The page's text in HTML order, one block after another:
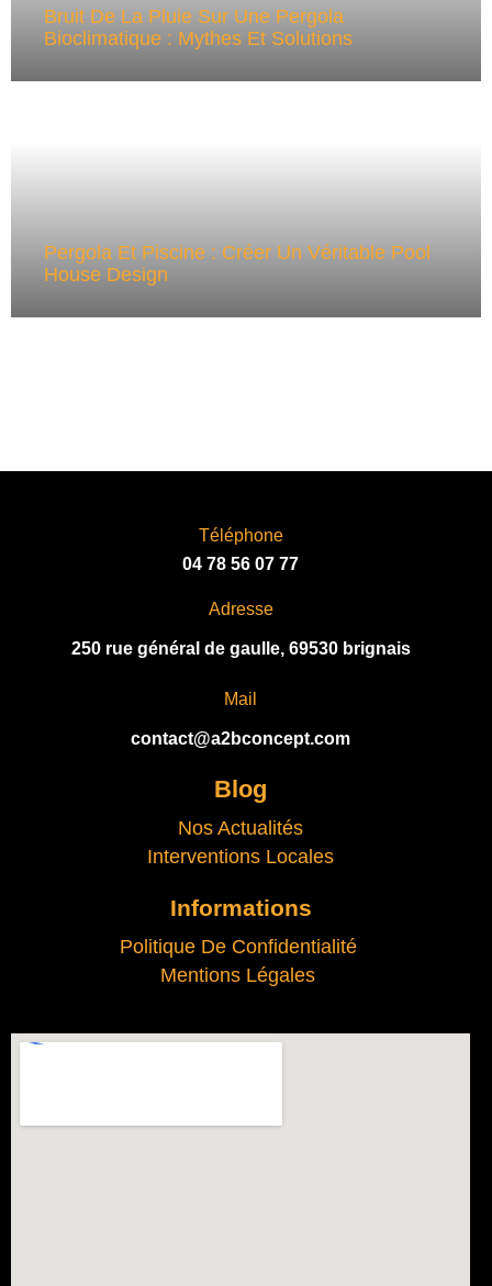
Bruit De La Pluie Sur Une Pergola
Bioclimatique : Mythes Et Solutions
Pergola Et Piscine : Créer Un Véritable Pool
House Design
Téléphone
04 78 56 07 77
Adresse
250 rue général de gaulle, 69530 brignais
Mail
contact@a2bconcept.com
Blog
Nos Actualités
Interventions Locales
Informations
Politique De Confidentialité
Mentions Légales